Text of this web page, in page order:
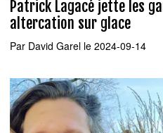
Patrick Lagacé jette les
altercation sur glace
Par David Garel le 2024-09-14